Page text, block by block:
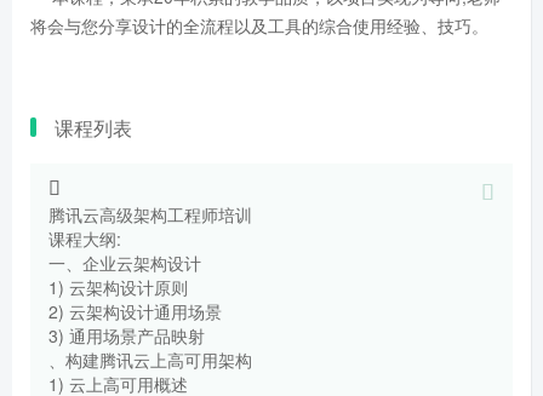
将会与您分享设计的全流程以及工具的综合使用经验、技巧。
课程列表
腾讯云高级架构工程师培训
课程大纲:
一、企业云架构设计
1) 云架构设计原则
2) 云架构设计通用场景
3) 通用场景产品映射
、构建腾讯云上高可用架构
1) 云上高可用概述